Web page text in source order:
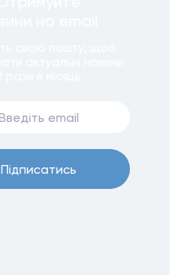
Пiдписатись